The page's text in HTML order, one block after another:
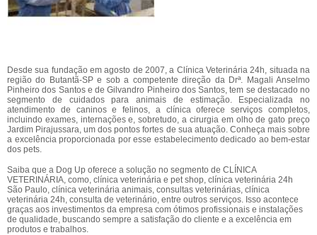
Desde sua fundação em agosto de 2007, a Clínica Veterinária 24h, situada na
região do Butantã-SP e sob a competente direção da Drª. Magali Anselmo
Pinheiro dos Santos e de Gilvandro Pinheiro dos Santos, tem se destacado no
segmento de cuidados para animais de estimação. Especializada no
atendimento de caninos e felinos, a clínica oferece serviços completos,
incluindo exames, internações e, sobretudo, a cirurgia em olho de gato preço
Jardim Pirajussara, um dos pontos fortes de sua atuação. Conheça mais sobre
a excelência proporcionada por esse estabelecimento dedicado ao bem-estar
dos pets.
Saiba que a Dog Up oferece a solução no segmento de CLÍNICA
VETERINÁRIA, como, clínica veterinária e pet shop, clínica veterinária 24h
São Paulo, clínica veterinária animais, consultas veterinárias, clínica
veterinária 24h, consulta de veterinário, entre outros serviços. Isso acontece
graças aos investimentos da empresa com ótimos profissionais e instalações
de qualidade, buscando sempre a satisfação do cliente e a excelência em
produtos e trabalhos.